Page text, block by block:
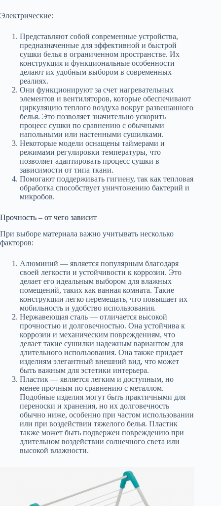
Электрические:
Представляют собой современные устройства,
предназначенные для эффективной и быстрой
сушки белья в ограниченном пространстве. Их
конструкция и функциональные особенности
делают их удобным выбором в современных
реалиях.
Они функционируют за счет нагревательных
элементов и вентиляторов, которые обеспечивают
циркуляцию теплого воздуха вокруг развешанного
белья. Это позволяет значительно ускорить
процесс сушки по сравнению с обычными
напольными или настенными сушилками.
Некоторые модели оснащены таймерами и
режимами регулировки температуры, что
позволяет адаптировать процесс сушки в
зависимости от типа ткани.
Помогают поддерживать гигиену, так как тепловая
обработка способствует уничтожению бактерий и
микробов.
Прочность – от чего зависит
При выборе материала важно учитывать несколько
факторов:
Алюминий — является популярным благодаря
своей легкости и устойчивости к коррозии. Это
делает его идеальным выбором для влажных
помещений, таких как ванная комната. Такие
конструкции легко перемещать, что повышает их
мобильность и удобство использования.
Нержавеющая сталь — отличается высокой
прочностью и долговечностью. Она устойчива к
коррозии и механическим повреждениям, что
делает такие сушилки надежным вариантом для
длительного использования. Она также придает
изделиям элегантный внешний вид, что может
быть важным для эстетики интерьера.
Пластик — является легким и доступным, но
менее прочным по сравнению с металлом.
Подобные изделия могут быть практичными для
переноски и хранения, но их долговечность
обычно ниже, особенно при частом использовании
или при воздействии тяжелого белья. Пластик
также может быть подвержен повреждению при
длительном воздействии солнечного света или
высокой влажности.